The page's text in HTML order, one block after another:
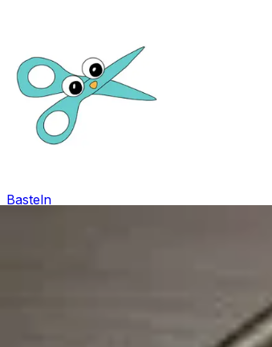
Basteln